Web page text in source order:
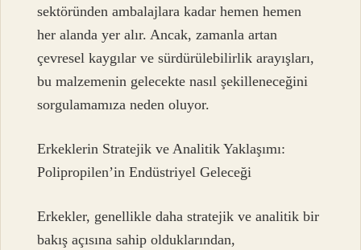
sektöründen ambalajlara kadar hemen hemen
her alanda yer alır. Ancak, zamanla artan
çevresel kaygılar ve sürdürülebilirlik arayışları,
bu malzemenin gelecekte nasıl şekilleneceğini
sorgulamamıza neden oluyor.
Erkeklerin Stratejik ve Analitik Yaklaşımı:
Polipropilen’in Endüstriyel Geleceği
Erkekler, genellikle daha stratejik ve analitik bir
bakış açısına sahip olduklarından,